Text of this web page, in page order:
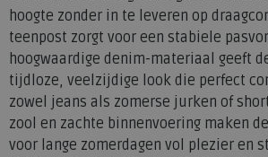
hoogte zonder in te leveren op
teenpost zorgt voor een stabiele
hoogwaardige denim-materiaal geeft
tijdloze, veelzijdige look die perfect
zowel jeans als zomerse jurken of
zool en zachte binnenvoering maken
voor lange zomerdagen vol plezier en